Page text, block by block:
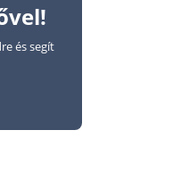
és segít